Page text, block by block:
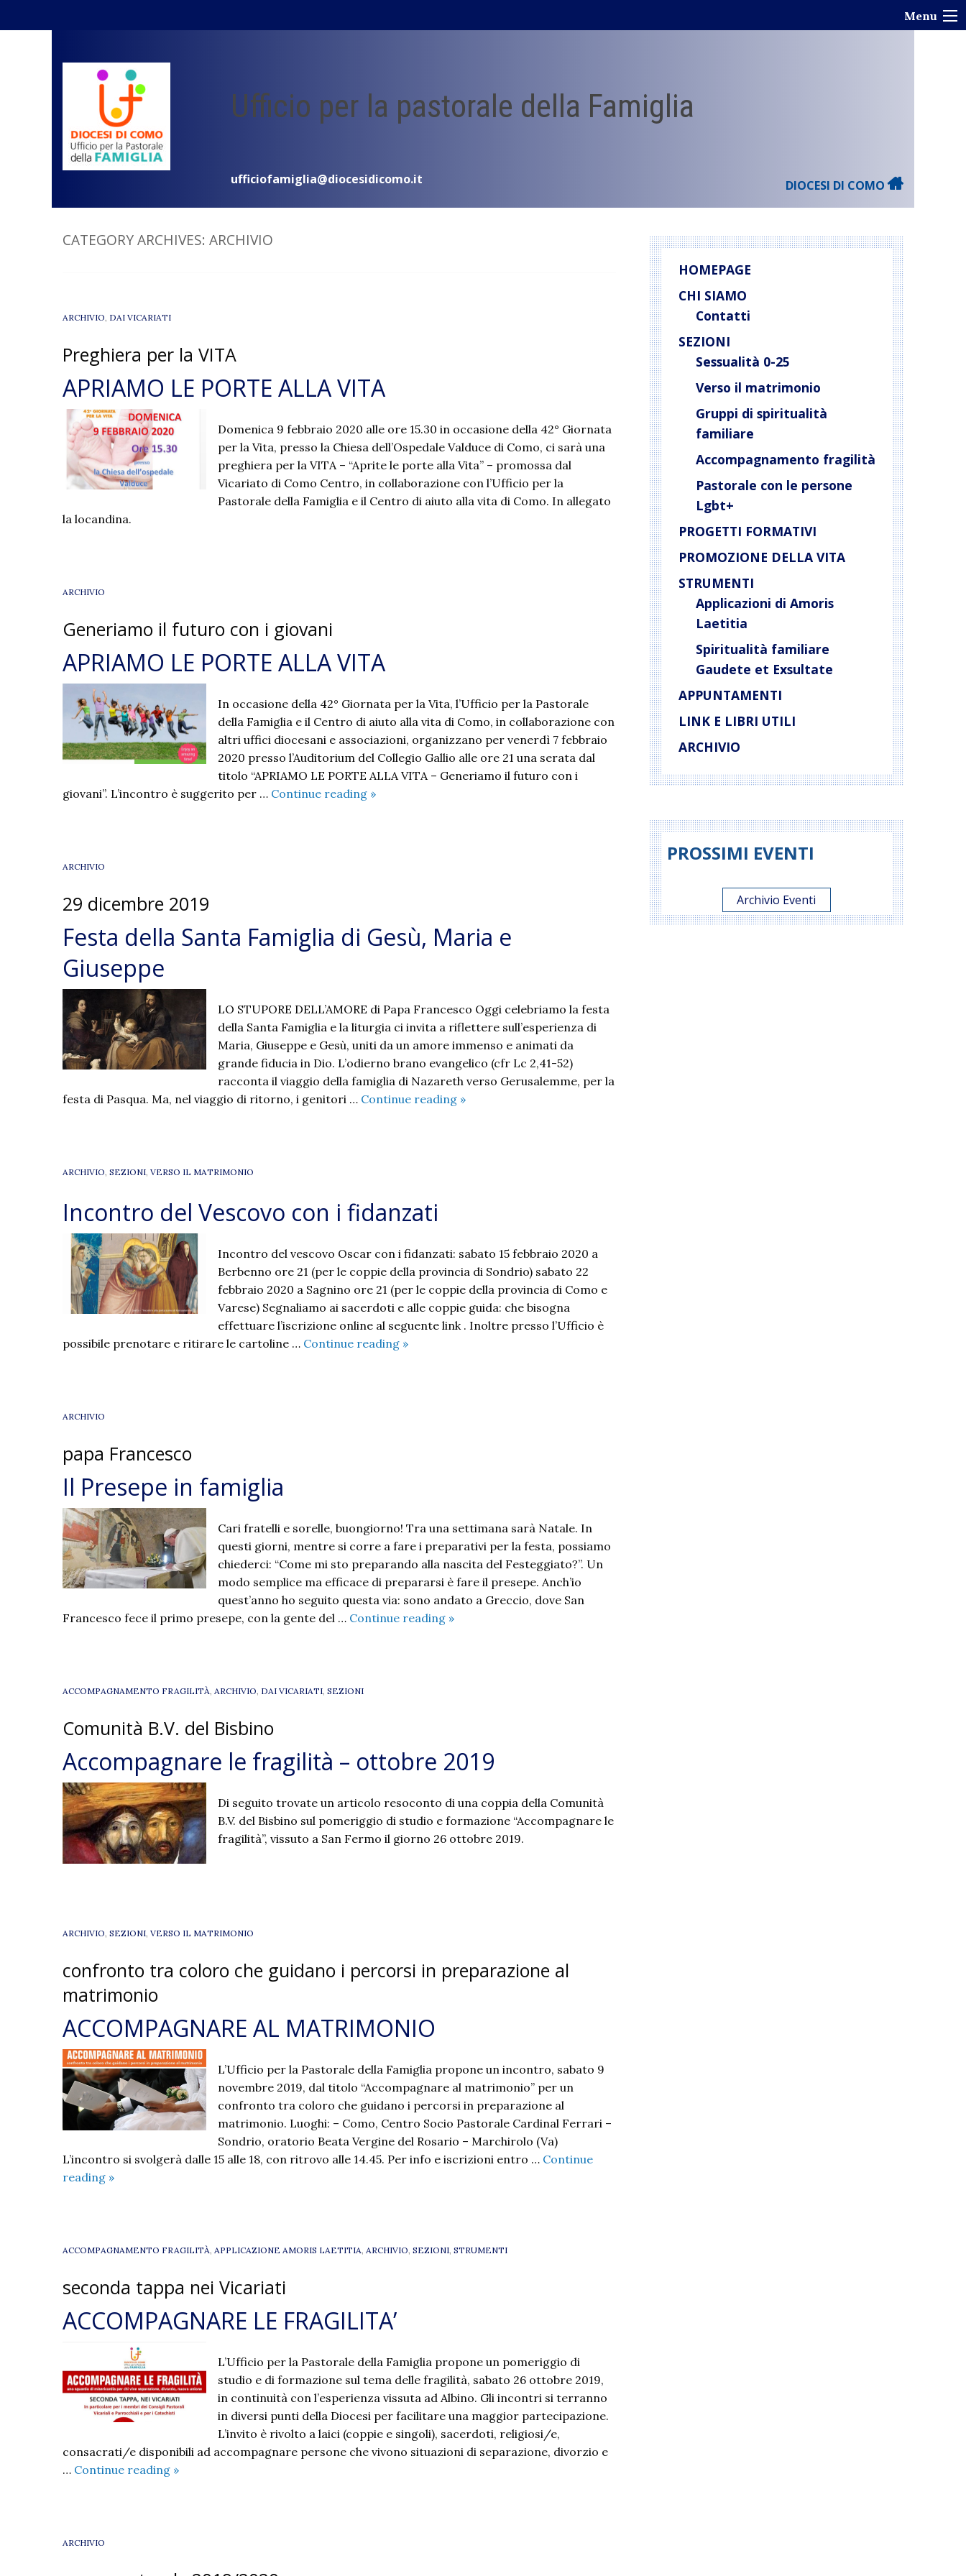
Menu
Ufficio per la pastorale della Famiglia
ufficiofamiglia@diocesidicomo.it DIOCESI DI COMO
CATEGORY ARCHIVES: ARCHIVIO
ARCHIVIO, DAI VICARIATI
Preghiera per la VITA
APRIAMO LE PORTE ALLA VITA
Domenica 9 febbraio 2020 alle ore 15.30 in occasione della 42° Giornata
per la Vita, presso la Chiesa dell’Ospedale Valduce di Como, ci sarà una
preghiera per la VITA – “Aprite le porte alla Vita” – promossa dal
Vicariato di Como Centro, in collaborazione con l’Ufficio per la
Pastorale della Famiglia e il Centro di aiuto alla vita di Como. In allegato
la locandina.
ARCHIVIO
Generiamo il futuro con i giovani
APRIAMO LE PORTE ALLA VITA
In occasione della 42° Giornata per la Vita, l’Ufficio per la Pastorale
della Famiglia e il Centro di aiuto alla vita di Como, in collaborazione con
altri uffici diocesani e associazioni, organizzano per venerdì 7 febbraio
2020 presso l’Auditorium del Collegio Gallio alle ore 21 una serata dal
titolo “APRIAMO LE PORTE ALLA VITA – Generiamo il futuro con i
giovani”. L’incontro è suggerito per … Continue reading APRIAMO
»
ARCHIVIO
29 dicembre 2019
Festa della Santa Famiglia di Gesù, Maria e
Giuseppe
LO STUPORE DELL’AMORE di Papa Francesco Oggi celebriamo la festa
della Santa Famiglia e la liturgia ci invita a riflettere sull’esperienza di
Maria, Giuseppe e Gesù, uniti da un amore immenso e animati da
grande fiducia in Dio. L’odierno brano evangelico (cfr Lc 2,41-52)
racconta il viaggio della famiglia di Nazareth verso Gerusalemme, per la
festa di Pasqua. Ma, nel viaggio di ritorno, i genitori … Continue reading Festa
»
ARCHIVIO, SEZIONI, VERSO IL MATRIMONIO
Incontro del Vescovo con i fidanzati
Incontro del vescovo Oscar con i fidanzati: sabato 15 febbraio 2020 a
Berbenno ore 21 (per le coppie della provincia di Sondrio) sabato 22
febbraio 2020 a Sagnino ore 21 (per le coppie della provincia di Como e
Varese) Segnaliamo ai sacerdoti e alle coppie guida: che bisogna
effettuare l’iscrizione online al seguente link . Inoltre presso l’Ufficio è
possibile prenotare e ritirare le cartoline … Continue reading Incontro
»
ARCHIVIO
papa Francesco
Il Presepe in famiglia
Cari fratelli e sorelle, buongiorno! Tra una settimana sarà Natale. In
questi giorni, mentre si corre a fare i preparativi per la festa, possiamo
chiederci: “Come mi sto preparando alla nascita del Festeggiato?”. Un
modo semplice ma efficace di prepararsi è fare il presepe. Anch’io
quest’anno ho seguito questa via: sono andato a Greccio, dove San
Francesco fece il primo presepe, con la gente del … Continue reading Il
»
ACCOMPAGNAMENTO FRAGILITÀ, ARCHIVIO, DAI VICARIATI, SEZIONI
Comunità B.V. del Bisbino
Accompagnare le fragilità – ottobre 2019
Di seguito trovate un articolo resoconto di una coppia della Comunità
B.V. del Bisbino sul pomeriggio di studio e formazione “Accompagnare le
fragilità”, vissuto a San Fermo il giorno 26 ottobre 2019.
ARCHIVIO SEZIONI VERSO IL MATRIMONIO
confronto tra coloro che guidano i percorsi in preparazione al
matrimonio
ACCOMPAGNARE AL MATRIMONIO
L’Ufficio per la Pastorale della Famiglia propone un incontro, sabato 9
novembre 2019, dal titolo “Accompagnare al matrimonio” per un
confronto tra coloro che guidano i percorsi in preparazione al
matrimonio. Luoghi: – Como, Centro Socio Pastorale Cardinal Ferrari –
Sondrio, oratorio Beata Vergine del Rosario – Marchirolo (Va)
L’incontro si svolgerà dalle 15 alle 18, con ritrovo alle 14.45. Per info e iscrizioni entro … Continue
reading ACCOMPAGNARE
»
ACCOMPAGNAMENTO FRAGILITÀ APPLICAZIONE AMORIS LAETITIA ARCHIVIO SEZIONI STRUMENTI
seconda tappa nei Vicariati
ACCOMPAGNARE LE FRAGILITA’
L’Ufficio per la Pastorale della Famiglia propone un pomeriggio di
studio e di formazione sul tema delle fragilità, sabato 26 ottobre 2019,
in continuità con l’esperienza vissuta ad Albino. Gli incontri si terranno
in diversi punti della Diocesi per facilitare una maggior partecipazione.
L’invito è rivolto a laici (coppie e singoli), sacerdoti, religiosi/e,
consacrati/e disponibili ad accompagnare persone che vivono situazioni di separazione, divorzio e
… Continue reading ACCOMPAGNARE
»
ARCHIVIO
HOMEPAGE
CHI SIAMO
Contatti
SEZIONI
Sessualità 0-25
Verso il matrimonio
Gruppi di spiritualità
familiare
Accompagnamento fragilità
Pastorale con le persone
Lgbt+
PROGETTI FORMATIVI
PROMOZIONE DELLA VITA
STRUMENTI
Applicazioni di Amoris
Laetitia
Spiritualità familiare
Gaudete et Exsultate
APPUNTAMENTI
LINK E LIBRI UTILI
ARCHIVIO
PROSSIMI EVENTI
Archivio Eventi